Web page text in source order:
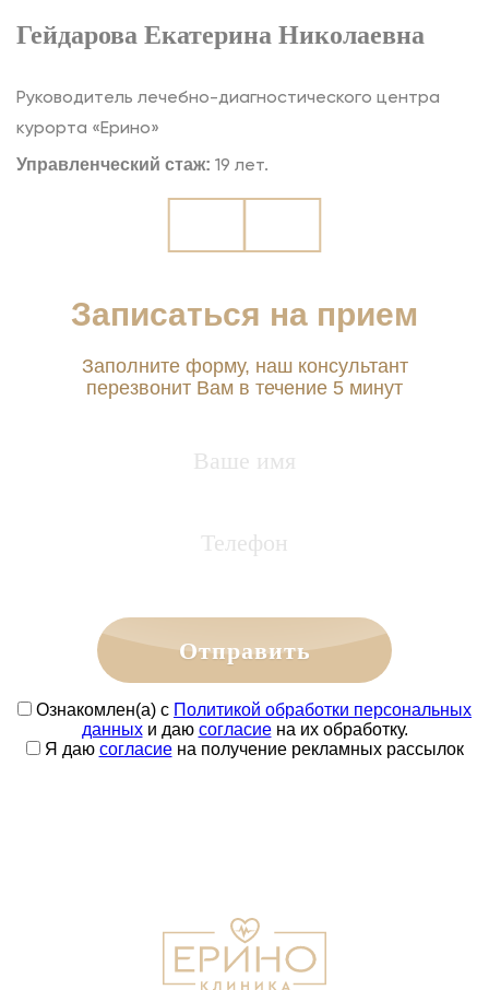
Гейдарова Екатерина Николаевна
Руководитель лечебно-диагностического центра
курорта «Ерино»
Управленческий стаж: 19 лет.
Записаться на прием
Заполните форму, наш консультант
перезвонит Вам в течение 5 минут
Отправить
Ознакомлен(а) с Политикой обработки персональных
данныхи даю согласиена их обработку.
Я даю согласиена получение рекламных рассылок